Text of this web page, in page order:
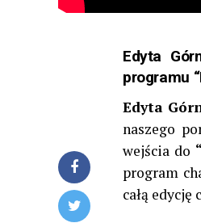
Edyta
programu
Edyta
naszego
wejścia do
program
całą